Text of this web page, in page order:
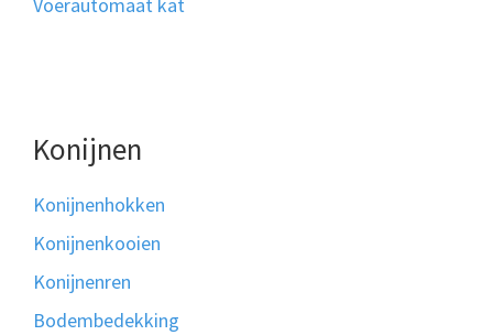
Voerautomaat kat
Konijnen
Konijnenhokken
Konijnenkooien
Konijnenren
Bodembedekking